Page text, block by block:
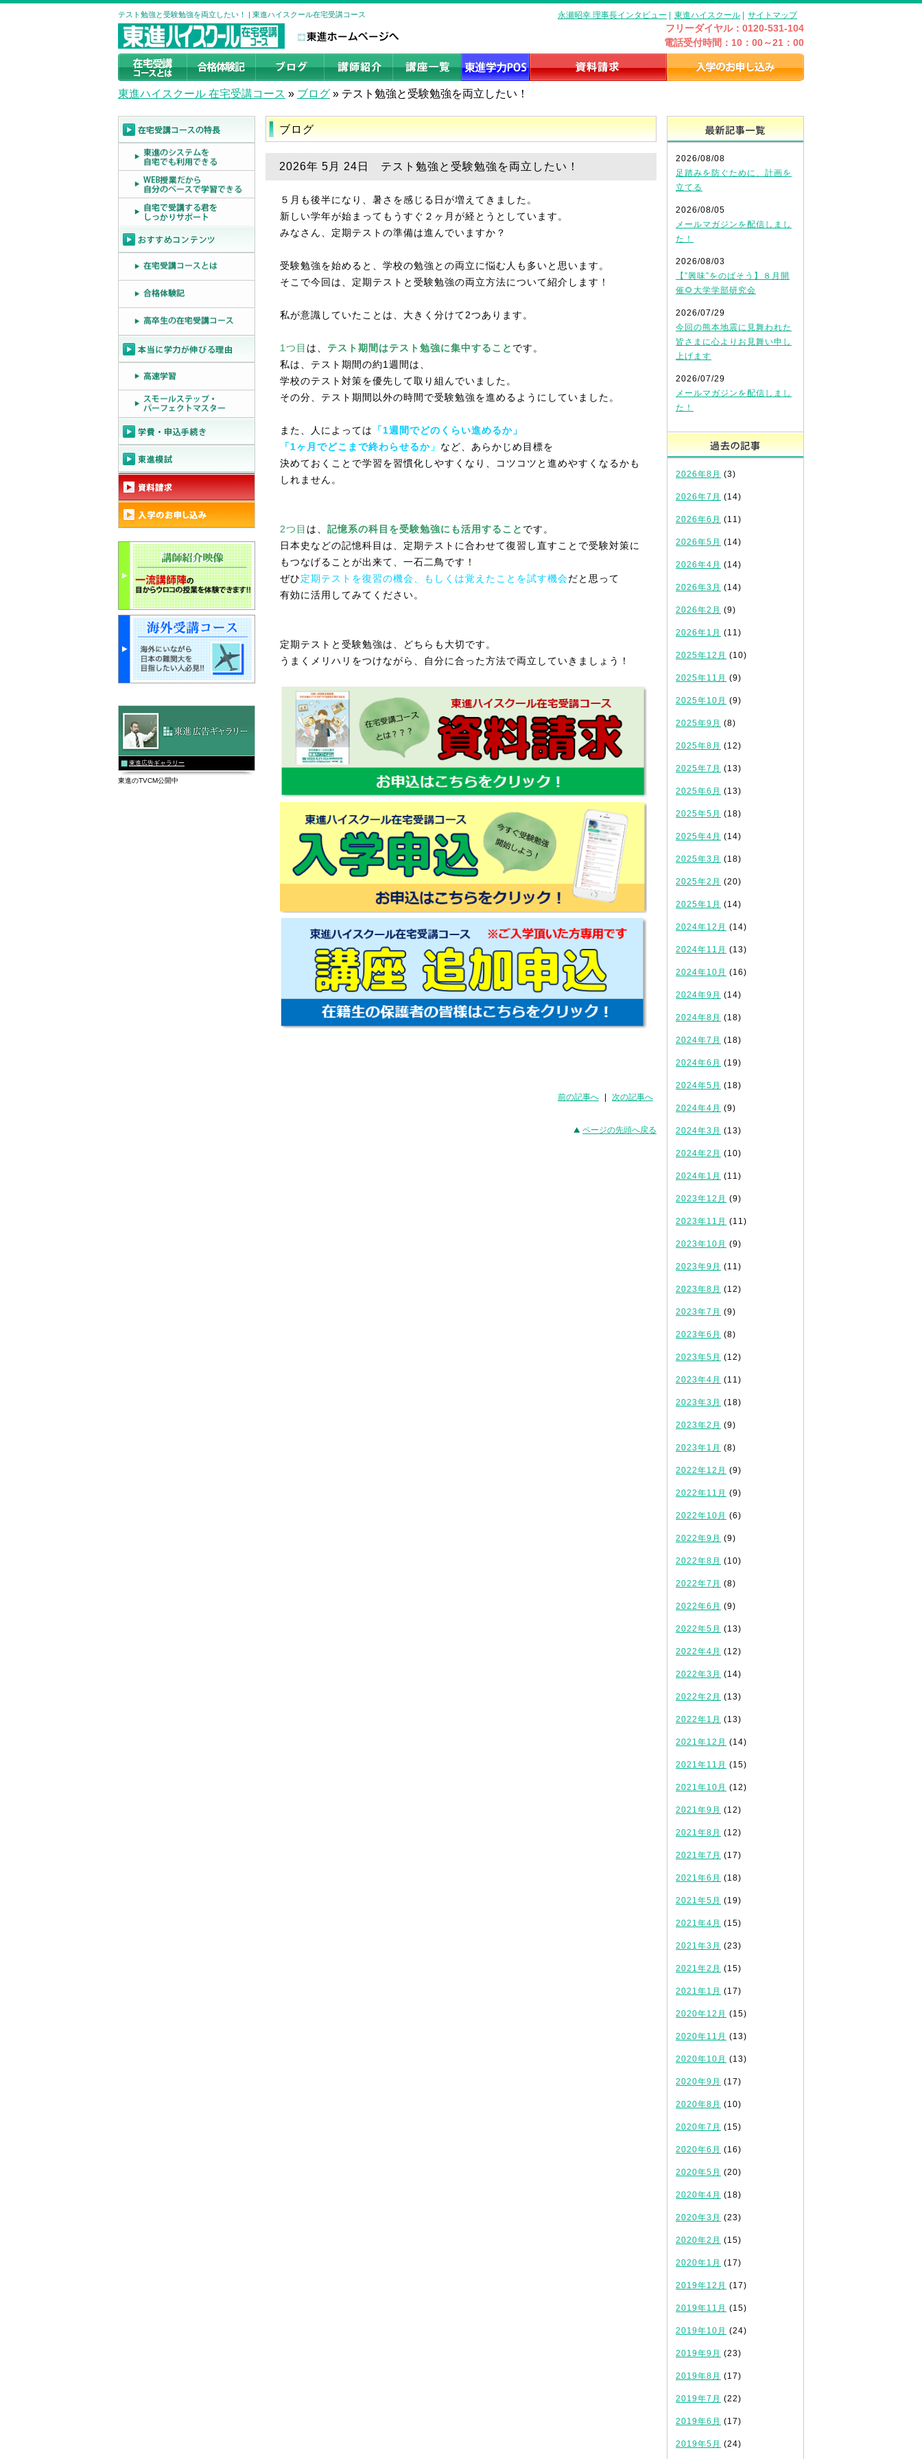
テスト勉強と受験勉強を両立したい！ | 東進ハイスクール在宅受講コース 永瀬昭幸 理事長インタビュー 東進ハイスクール サイトマップ
フリーダイヤル：0120-531-104
電話受付時間：10：00～21：00
東進ハイスクール 在宅受講コース » ブログ » テスト勉強と受験勉強を両立したい！
ブログ
2026年 5月 24日 テスト勉強と受験勉強を両立したい！
５月も後半になり、暑さを感じる日が増えてきました。
新しい学年が始まってもうすぐ２ヶ月が経とうとしています。
みなさん、定期テストの準備は進んでいますか？
受験勉強を始めると、学校の勉強との両立に悩む人も多いと思います。
そこで今回は、定期テストと受験勉強の両立方法について紹介します！
私が意識していたことは、大きく分けて2つあります。
1つ目 は、 テスト期間はテスト勉強に集中すること です。
私は、テスト期間の約1週間は、
学校のテスト対策を優先して取り組んでいました。
その分、テスト期間以外の時間で受験勉強を進めるようにしていました。
また、人によっては
「1週間でどのくらい進めるか」
「1ヶ月でどこまで終わらせるか 」 など、あらかじめ目標を
決めておくことで学習を習慣化しやすくなり、コツコツと進めやすくなるかも
しれません。
2つ目 は、 記憶系の科目を受験勉強にも活用すること です。
日本史などの記憶科目は、定期テストに合わせて復習し直すことで受験対策に
もつなげることが出来て、一石二鳥です！
ぜひ定期テストを復習の機会、もしくは覚えたことを試す機会だと思って
有効に活用してみてください。
定期テストと受験勉強は、どちらも大切です。
うまくメリハリをつけながら、自分に合った方法で両立していきましょう！
前の記事へ | 次の記事へ
ページの先頭へ戻る
2026/08/08
足踏みを防ぐために、計画を
立てる
2026/08/05
メールマガジンを配信しまし
た！
2026/08/03
【”興味”をのばそう】８月開
催🌻大学学部研究会
2026/07/29
今回の熊本地震に見舞われた
皆さまに心よりお見舞い申し
上げます
2026/07/29
メールマガジンを配信しまし
た！
2026年8月 (3)
2026年7月 (14)
2026年6月 (11)
2026年5月 (14)
2026年4月 (14)
2026年3月 (14)
2026年2月 (9)
2026年1月 (11)
2025年12月 (10)
2025年11月 (9)
2025年10月 (9)
2025年9月 (8)
2025年8月 (12)
2025年7月 (13)
2025年6月 (13)
2025年5月 (18)
2025年4月 (14)
2025年3月 (18)
2025年2月 (20)
2025年1月 (14)
2024年12月 (14)
2024年11月 (13)
2024年10月 (16)
2024年9月 (14)
2024年8月 (18)
2024年7月 (18)
2024年6月 (19)
2024年5月 (18)
2024年4月 (9)
2024年3月 (13)
2024年2月 (10)
2024年1月 (11)
2023年12月 (9)
2023年11月 (11)
2023年10月 (9)
2023年9月 (11)
2023年8月 (12)
2023年7月 (9)
2023年6月 (8)
2023年5月 (12)
2023年4月 (11)
2023年3月 (18)
2023年2月 (9)
2023年1月 (8)
2022年12月 (9)
2022年11月 (9)
2022年10月 (6)
2022年9月 (9)
2022年8月 (10)
2022年7月 (8)
2022年6月 (9)
2022年5月 (13)
2022年4月 (12)
2022年3月 (14)
2022年2月 (13)
2022年1月 (13)
2021年12月 (14)
2021年11月 (15)
2021年10月 (12)
2021年9月 (12)
2021年8月 (12)
2021年7月 (17)
2021年6月 (18)
2021年5月 (19)
2021年4月 (15)
2021年3月 (23)
2021年2月 (15)
2021年1月 (17)
2020年12月 (15)
2020年11月 (13)
2020年10月 (13)
2020年9月 (17)
2020年8月 (10)
2020年7月 (15)
2020年6月 (16)
2020年5月 (20)
2020年4月 (18)
2020年3月 (23)
2020年2月 (15)
2020年1月 (17)
2019年12月 (17)
2019年11月 (15)
2019年10月 (24)
2019年9月 (23)
2019年8月 (17)
2019年7月 (22)
2019年6月 (17)
2019年5月 (24)
東進広告ギャラリー
東進のTVCM公開中